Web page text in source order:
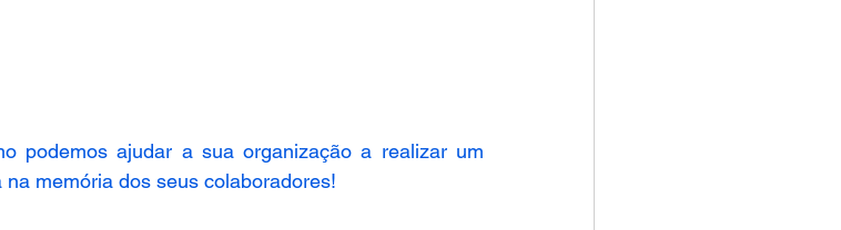
podemos ajudar a sua organização a realizar um
memória dos seus colaboradores!